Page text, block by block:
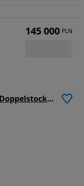
Schmitz Cargobull Multitemp. ,Doppelstock,Thermo King SLXi Spectrum
145 000 PLN